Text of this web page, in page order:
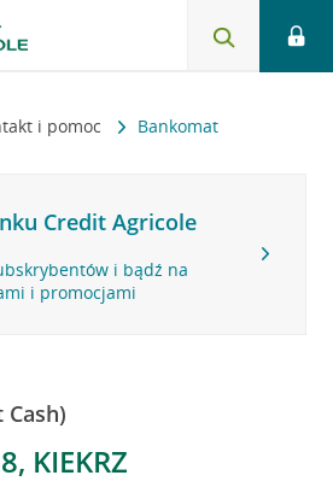
i pomoc Bankomat
Credit Agricole
i bądź na
i promocjami
KIEKRZ